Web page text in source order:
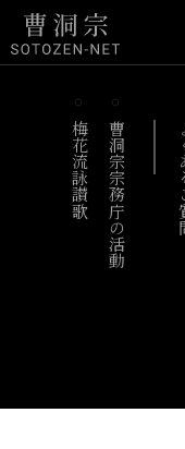
梅花流詠讃歌 曹洞宗宗務庁の活動 よ